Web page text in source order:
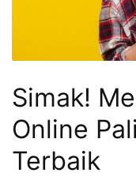
Simak!
Online
Terbaik